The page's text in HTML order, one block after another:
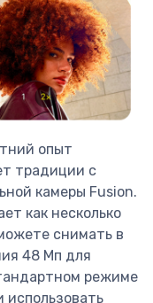
опыт
традиции с
камеры Fusion.
как несколько
снимать в
48 Мп для
режиме
использовать